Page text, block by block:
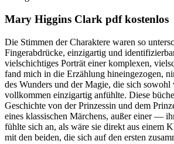
Mary Higgins Clark pdf kostenlos
Die Stimmen der Charaktere waren so
Fingerabdrücke, einzigartig und
vielschichtiges Porträt einer komplexen,
fand mich in die Erzählung hineingezogen,
des Wunders und der Magie, die sich sowohl
vollkommen einzigartig anfühlte. Diese
Geschichte von der Prinzessin und dem
eines klassischen Märchens, außer einer —
fühlte sich an, als wäre sie direkt aus einem
mit den beiden, die sich auf den ersten